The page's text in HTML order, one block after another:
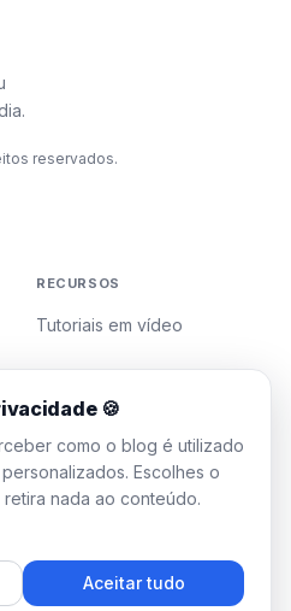
reservados.
RECURSOS
Tutoriais em vídeo
🍪
como o blog é utilizado
Escolhes o
nada ao conteúdo.
Aceitar tudo